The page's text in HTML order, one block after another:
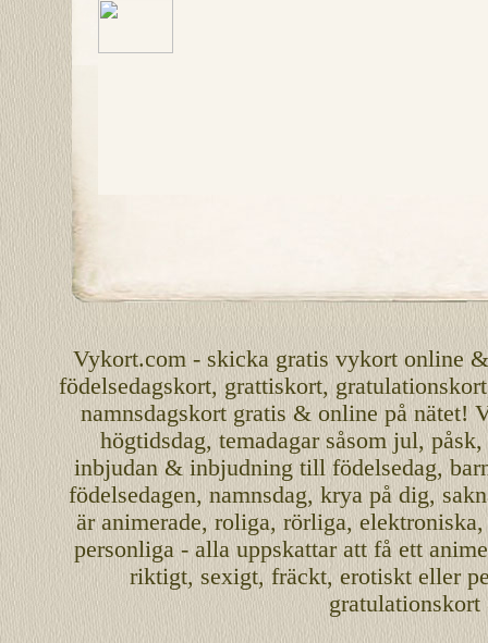
Vykort.com- skicka gratis vykort online
födelsedagskort, grattiskort,gratulationskort
namnsdagskort gratis & online på nätet!
högtidsdag, temadagar såsom jul,påsk,
inbjudan& inbjudning tillfödelsedag,
födelsedagen, namnsdag, krya på dig,
äranimerade,roliga, rörliga,elektroniska
personliga- alla uppskattar att få ett
riktigt,sexigt,fräckt, erotiskt eller
gratulationskort